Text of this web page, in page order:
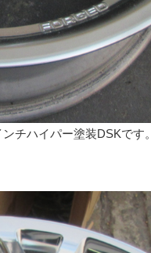
チハイパー塗装DSKです。